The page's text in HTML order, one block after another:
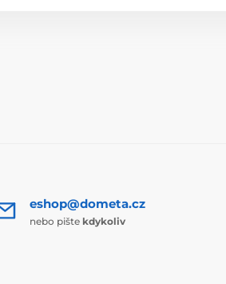
eshop@dometa.cz
nebo pište kdykoliv